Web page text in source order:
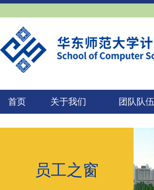
首页 关于我们 团队队伍
员工之窗